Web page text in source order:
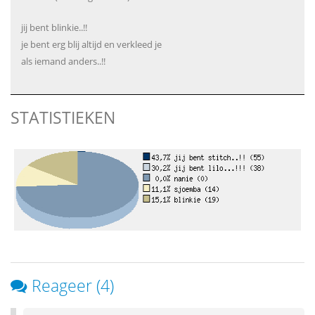
jij bent blinkie..!!
je bent erg blij altijd en verkleed je
als iemand anders..!!
STATISTIEKEN
Reageer (4)